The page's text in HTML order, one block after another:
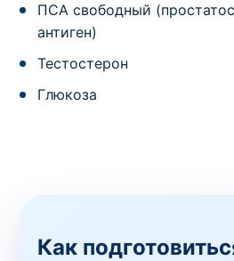
ПСА свободный
антиген)
Тестостерон
Глюкоза
Как